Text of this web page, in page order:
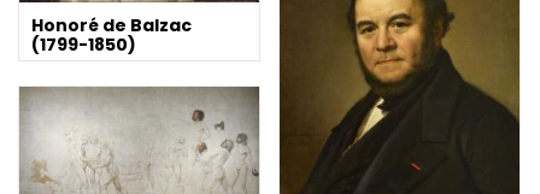
Honoré de Balzac
(1799-1850)